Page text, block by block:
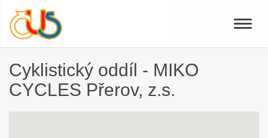
Toggle
Cyklistický oddíl - MIKO
CYCLES Přerov, z.s.